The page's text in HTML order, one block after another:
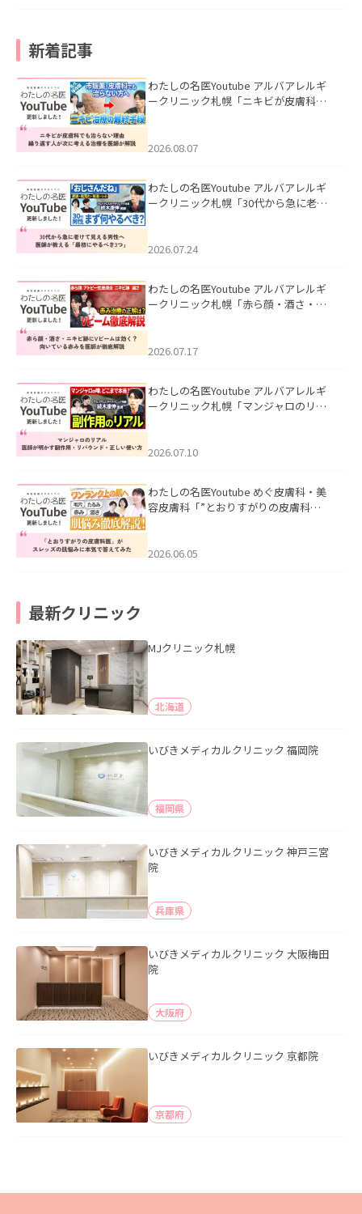
新着記事
わたしの名医Youtube アルバアレルギ
ークリニック札幌「ニキビが皮膚科で
ました。
2026.08.07
わたしの名医Youtube アルバアレルギ
ークリニック札幌「30代から急に老け
た。
2026.07.24
わたしの名医Youtube アルバアレルギ
ークリニック札幌「赤ら顔・酒さ・ニ
した。
2026.07.17
わたしの名医Youtube アルバアレルギ
ークリニック札幌「マンジャロのリア
た。
2026.07.10
わたしの名医Youtube めぐ皮膚科・美
容皮膚科「”とおりすがりの皮膚科
2026.06.05
最新クリニック
MJクリニック札幌
北海道
いびきメディカルクリニック 福岡院
福岡県
いびきメディカルクリニック 神戸三宮
院
兵庫県
いびきメディカルクリニック 大阪梅田
院
大阪府
いびきメディカルクリニック 京都院
京都府